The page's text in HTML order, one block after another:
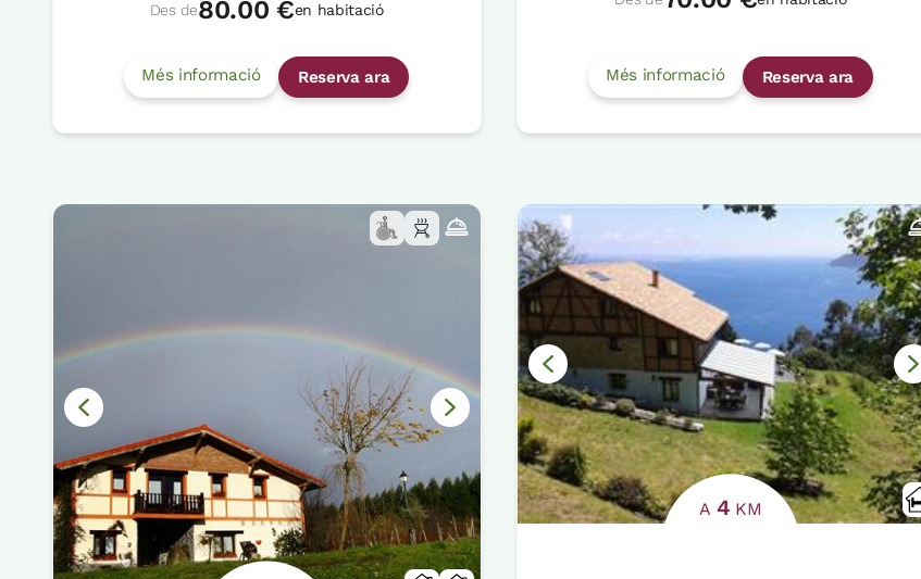
Des de80.00 €en habitació
Més informació Reserva ara Més informació Reserva ara
A 4 KM